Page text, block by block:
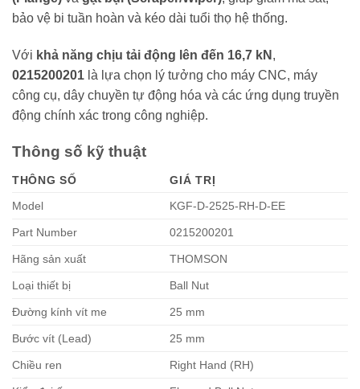
bảo vệ bi tuần hoàn và kéo dài tuổi thọ hệ thống.
Với khả năng chịu tải động lên đến 16,7 kN ,
0215200201 là lựa chọn lý tưởng cho máy CNC, máy
công cụ, dây chuyền tự động hóa và các ứng dụng truyền
động chính xác trong công nghiệp.
Thông số kỹ thuật
THÔNG SỐ
GIÁ TRỊ
Model
KGF-D-2525-RH-D-EE
Part Number 0215200201
Hãng sản xuất THOMSON
Loại thiết bị Ball Nut
Đường kính vít me 25 mm
Bước vít (Lead) 25 mm
Chiều ren Right Hand (RH)